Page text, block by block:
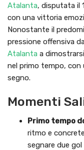
Atalanta, disputata il
con una vittoria
Nonostante il
pressione offensiva
Atalanta a
nel primo tempo, con
segno.
Momenti
Primo tempo
ritmo e
segnare due